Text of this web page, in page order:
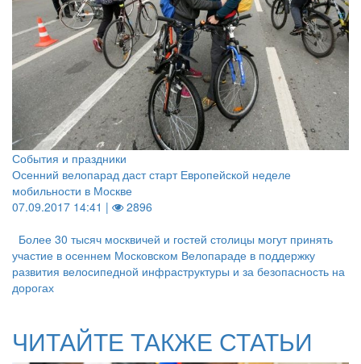
События и праздники
Осенний велопарад даст старт Европейской неделе
мобильности в Москве
07.09.2017 14:41 |
2896
Более 30 тысяч москвичей и гостей столицы могут принять
участие в осеннем Московском Велопараде в поддержку
развития велосипедной инфраструктуры и за безопасность на
дорогах
ЧИТАЙТЕ ТАКЖЕ СТАТЬИ